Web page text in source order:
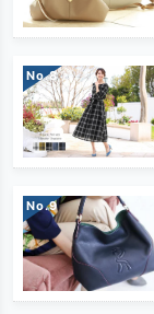
No.
No.